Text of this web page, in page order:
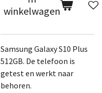
winkelwagen
Samsung Galaxy S10 Plus
512GB. De telefoon is
getest en werkt naar
behoren.